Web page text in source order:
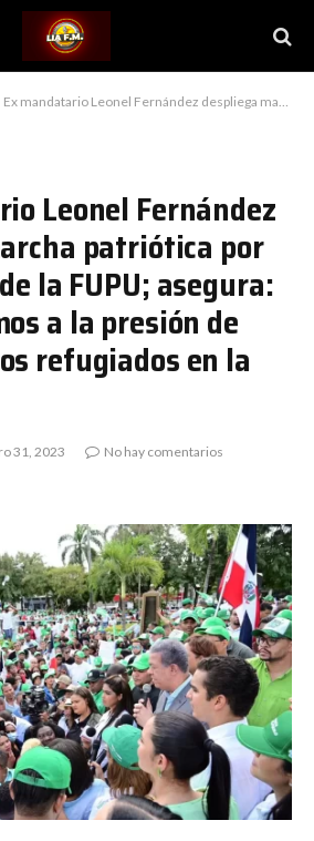
Ex mandatario Leonel Fernández despliega marcha patriótica por la juventud de la FUPU; asegura: “No cederemos a la presión de que tengamos refugiados en la República”
Leonel Fernández
patriótica por
la FUPU; asegura:
a la presión de
refugiados en la
31, 2023
No hay comentarios